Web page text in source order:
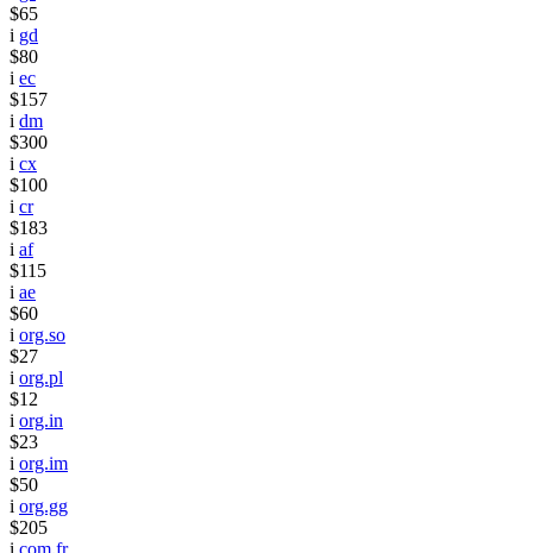
$65
i gd
$80
i ec
$157
i dm
$300
i cx
$100
i cr
$183
i af
$115
i ae
$60
i org.so
$27
i org.pl
$12
i org.in
$23
i org.im
$50
i org.gg
$205